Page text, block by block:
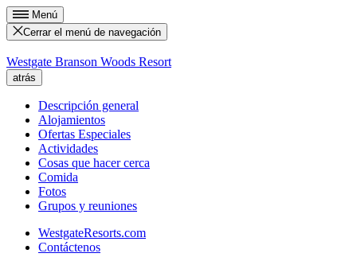
Menú
Cerrar el menú de navegación
Westgate Branson Woods Resort
atrás
Descripción general
Alojamientos
Ofertas Especiales
Actividades
Cosas que hacer cerca
Comida
Fotos
Grupos y reuniones
WestgateResorts.com
Contáctenos